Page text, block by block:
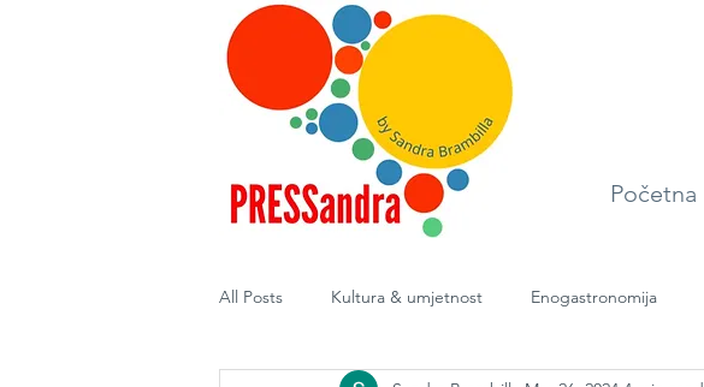
Početna
All Posts Kultura & umjetnost Enogastronomija